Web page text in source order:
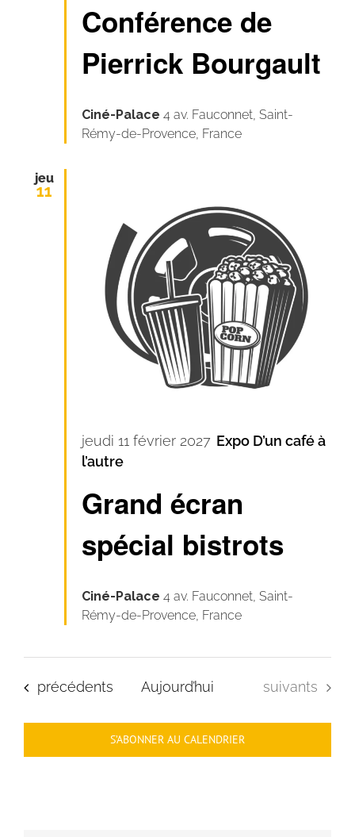
Conférence de
Pierrick Bourgault
Ciné-Palace4 av. Fauconnet, Saint-
Rémy-de-Provence, France
jeu
11
Grand écran
spécial bistrots
jeudi 11 février 2027 Expo D’un café à
l’autre
Ciné-Palace4 av. Fauconnet, Saint-
Rémy-de-Provence, France
Évènements
précédents Aujourd’hui Évènements
suivants
S’ABONNER AU CALENDRIER